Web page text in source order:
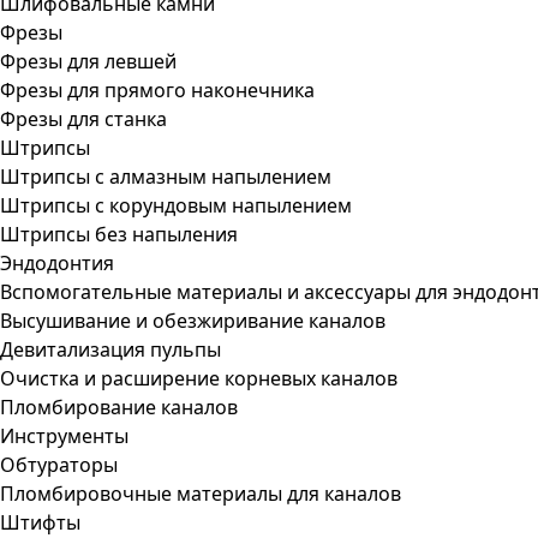
Фрезы
Фрезы для левшей
Фрезы для прямого наконечника
Фрезы для станка
Штрипсы
Штрипсы c алмазным напылением
Штрипсы c корундовым напылением
Штрипсы без напыления
Эндодонтия
Вспомогательные материалы и аксессуары для
Высушивание и обезжиривание каналов
Девитализация пульпы
Очистка и расширение корневых каналов
Пломбирование каналов
Инструменты
Обтураторы
Пломбировочные материалы для каналов
Штифты